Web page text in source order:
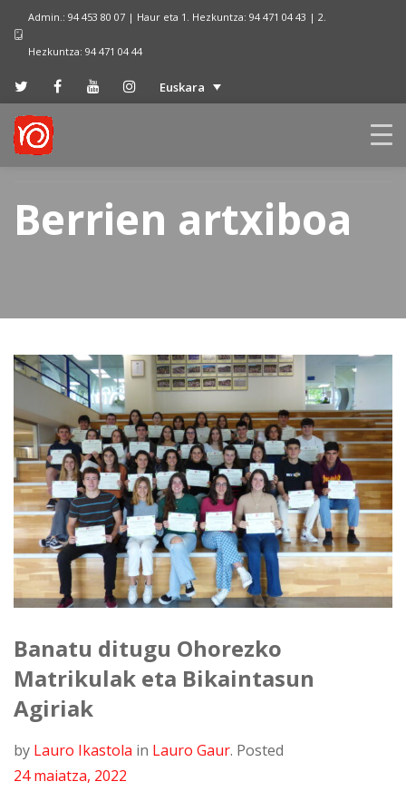
Admin.: 94 453 80 07 | Haur eta 1. Hezkuntza: 94 471 04 43 | 2.
Hezkuntza: 94 471 04 44
Euskara
Berrien artxiboa
Banatu ditugu Ohorezko
Matrikulak eta Bikaintasun
Agiriak
by Lauro Ikastola in Lauro Gaur. Posted
24 maiatza, 2022